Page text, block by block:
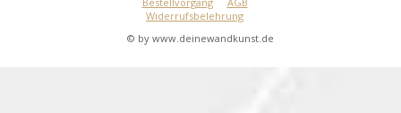
Widerrufsbelehrung
© by www.deinewandkunst.de